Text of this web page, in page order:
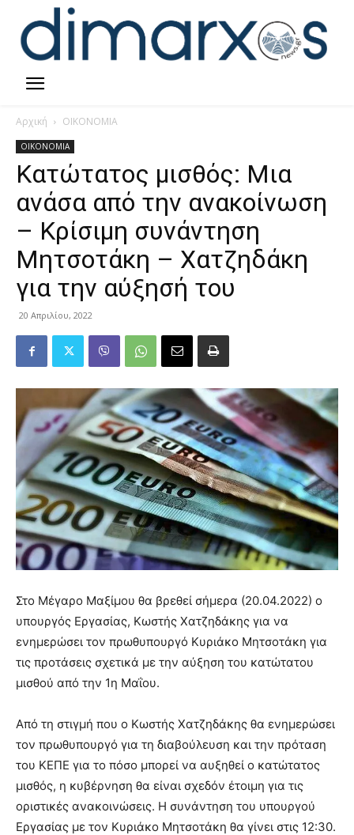
Αρχική ΟΙΚΟΝΟΜΙΑ
ΟΙΚΟΝΟΜΙΑ
Κατώτατος μισθός: Μια
ανάσα από την ανακοίνωση
– Κρίσιμη συνάντηση
Μητσοτάκη – Χατζηδάκη
για την αύξησή του
20 Απριλίου, 2022
Στο Μέγαρο Μαξίμου θα βρεθεί σήμερα (20.04.2022) ο
υπουργός Εργασίας, Κωστής Χατζηδάκης για να
ενημερώσει τον πρωθυπουργό Κυριάκο Μητσοτάκη για
τις προτάσεις σχετικά με την αύξηση του κατώτατου
μισθού από την 1η Μαΐου.
Από τη στιγμή που ο Κωστής Χατζηδάκης θα ενημερώσει
τον πρωθυπουργό για τη διαβούλευση και την πρόταση
του ΚΕΠΕ για το πόσο μπορεί να αυξηθεί ο κατώτατος
μισθός, η κυβέρνηση θα είναι σχεδόν έτοιμη για τις
οριστικές ανακοινώσεις. Η συνάντηση του υπουργού
Εργασίας με τον Κυριάκο Μητσοτάκη θα γίνει στις 12:30.